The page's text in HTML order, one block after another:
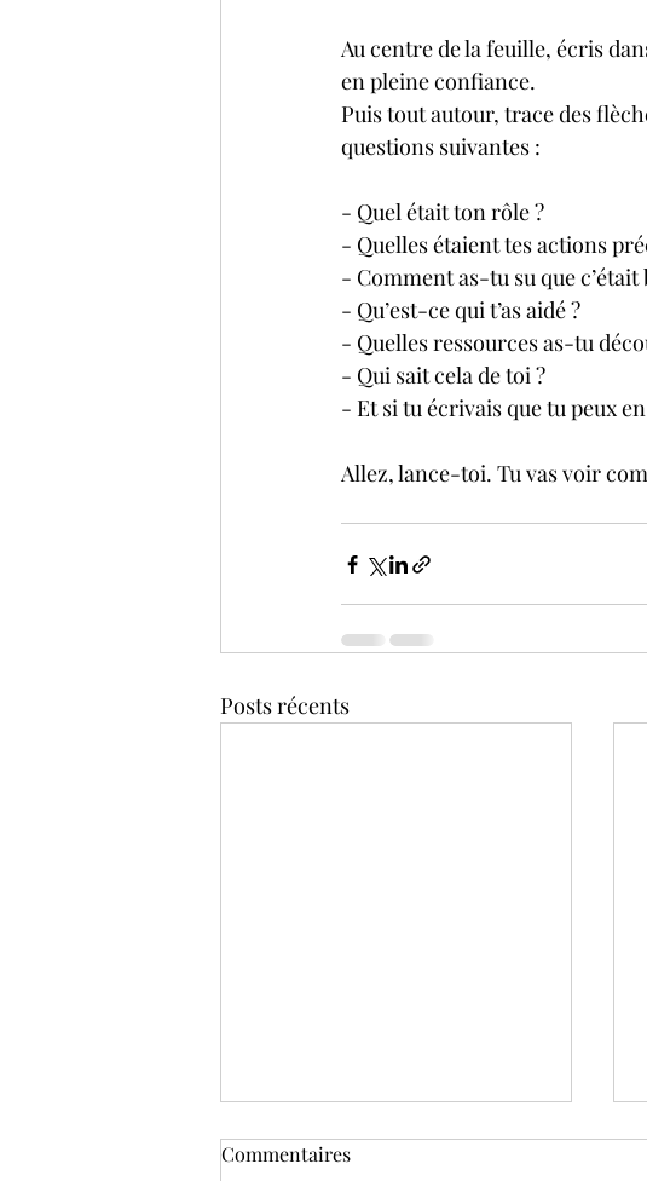
Au centre de la feuille, écris
en pleine confiance.
Puis tout autour, trace des
questions suivantes :
- Quel était ton rôle ?
- Quelles étaient tes actions
- Comment as-tu su que c’était
- Qu’est-ce qui t’as aidé ?
- Quelles ressources as-tu
- Qui sait cela de toi ?
- Et si tu écrivais que tu peux
Allez, lance-toi. Tu vas voir
Posts récents
Commentaires